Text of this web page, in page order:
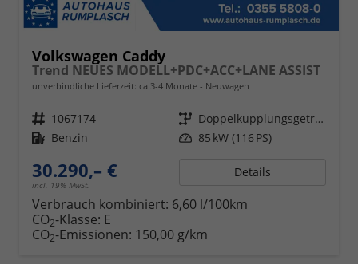
Volkswagen Caddy
Trend NEUES MODELL+PDC+ACC+LANE ASSIST
unverbindliche Lieferzeit: ca.3-4 Monate Neuwagen
Fahrzeugnr. 1067174 Getriebe
Doppelkupplungsgetriebe (DSG)
Kraftstoff Benzin Leistung 85 kW (116 PS)
30.290,– €
incl. 19% MwSt.
Details
Verbrauch kombiniert: 6,60 l/100km
CO2-Klasse: E
CO2-Emissionen: 150,00 g/km